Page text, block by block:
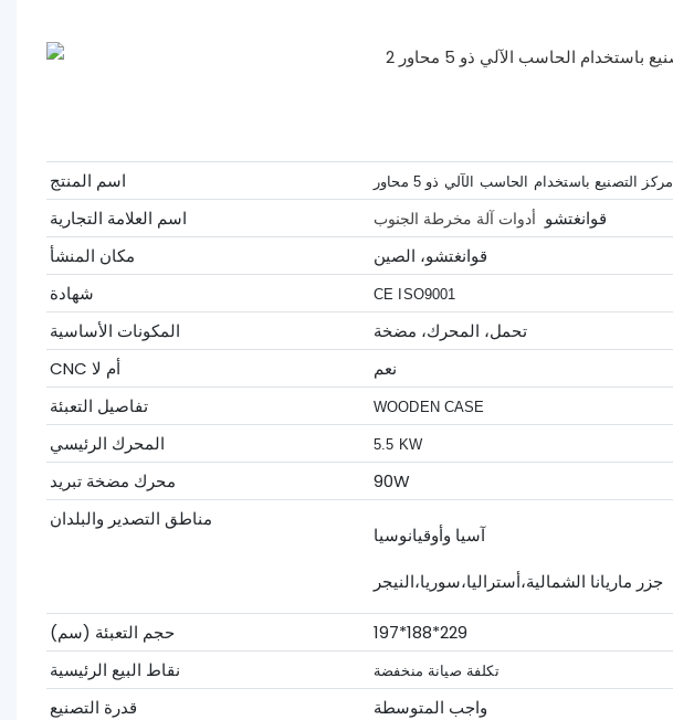
اسم المنتج مركز التصنيع باستخدام الحاسب الآلي ذو 5 محاور
اسم العلامة التجارية قوانغتشو أدوات آلة مخرطة الجنوب
مكان المنشأ
قوانغتشو، الصين
شهادة
CE ISO9001
المكونات الأساسية
تحمل، المحرك، مضخة
CNC أم لا
نعم
تفاصيل التعبئة
WOODEN CASE
المحرك الرئيسي 5.5 KW
محرك مضخة تبريد
90W
مناطق التصدير والبلدان
آسيا وأوقيانوسيا
جزر ماريانا الشمالية،أستراليا،سوريا،النيجر
حجم التعبئة (سم)
197*188*229
نقاط البيع الرئيسية
تكلفة صيانة منخفضة
قدرة التصنيع
واجب المتوسطة